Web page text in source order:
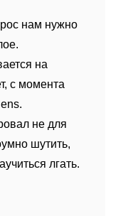
нам нужно
на
с момента
не для
шутить,
лгать.